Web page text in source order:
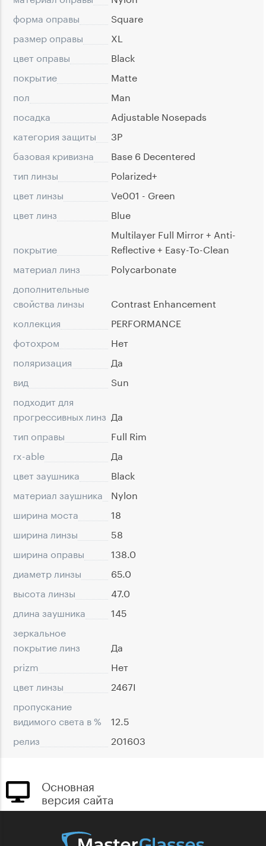
форма оправы
Square
размер оправы
XL
цвет оправы
Black
покрытие
Matte
пол
Man
посадка
Adjustable Nosepads
категория защиты
3P
базовая кривизна
Base 6 Decentered
тип линзы
Polarized+
цвет линзы
Ve001 - Green
цвет линз
Blue
покрытие
Multilayer Full Mirror + Anti-
Reflective + Easy-To-Clean
материал линз
Polycarbonate
дополнительные
свойства линзы
Contrast Enhancement
коллекция
PERFORMANCE
фотохром
Нет
поляризация
Да
вид
Sun
подходит для
прогрессивных линз Да
тип оправы
Full Rim
rx-able
Да
цвет заушника
Black
материал заушника
Nylon
ширина моста
18
ширина линзы
58
ширина оправы
138.0
диаметр линзы
65.0
высота линзы
47.0
длина заушника
145
зеркальное
покрытие линз
Да
prizm
Нет
цвет линзы
2467I
пропускание
видимого света в %
12.5
релиз
201603
Основная
версия сайта